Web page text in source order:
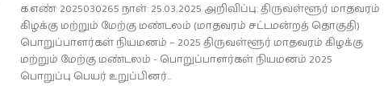
க.எண்: 2025030265 நாள்: 25.03.2025 அறிவிப்பு: திருவள்ளூர் மாதவரம்
கிழக்கு மற்றும் மேற்கு மண்டலம் (மாதவரம் சட்டமன்றத் தொகுதி)
பொறுப்பாளர்கள் நியமனம் – 2025 திருவள்ளூர் மாதவரம் கிழக்கு
மற்றும் மேற்கு மண்டலம் - பொறுப்பாளர்கள் நியமனம் 2025
பொறுப்பு பெயர் உறுப்பினர்...